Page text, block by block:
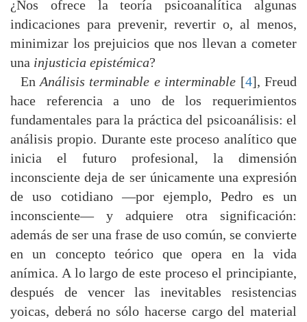
¿Nos ofrece la teoría psicoanalítica algunas
indicaciones para prevenir, revertir o, al menos,
minimizar los prejuicios que nos llevan a cometer
una injusticia epistémica?
EnAnálisis terminable e interminable [4], Freud
hace referencia a uno de los requerimientos
fundamentales para la práctica del psicoanálisis: el
análisis propio. Durante este proceso analítico que
inicia el futuro profesional, la dimensión
inconsciente deja de ser únicamente una expresión
de uso cotidiano —por ejemplo, Pedro es un
inconsciente— y adquiere otra significación:
además de ser una frase de uso común, se convierte
en un concepto teórico que opera en la vida
anímica. A lo largo de este proceso el principiante,
después de vencer las inevitables resistencias
yoicas, deberá no sólo hacerse cargo del material